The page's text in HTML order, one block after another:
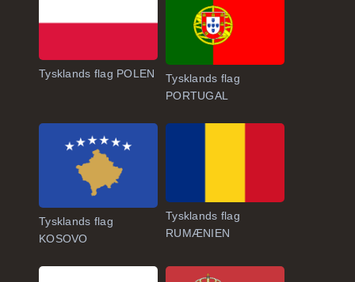
Tysklands flag POLEN
Tysklands flag
PORTUGAL
Tysklands flag
KOSOVO
Tysklands flag
RUMÆNIEN